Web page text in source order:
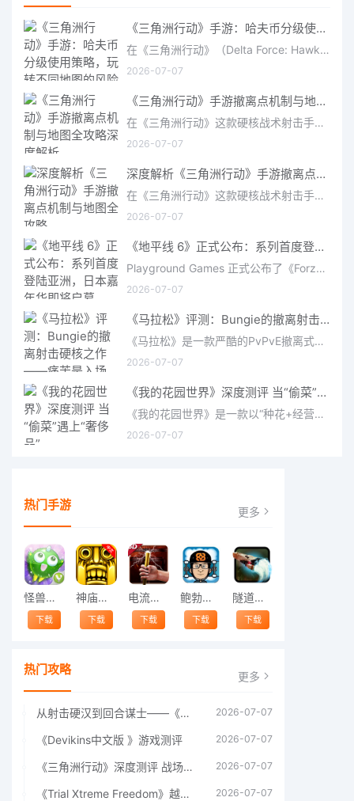
《三角洲行动》手游：哈夫币分级使用策略，玩转不同地图的风险与回报
在《三角洲行动》（Delta Force: Hawk Ops）“烽火地带”模式中，地图被划分为“普通”、“机密”和“绝密”三个
2026-07-07
《三角洲行动》手游撤离点机制与地图全攻略深度解析
在《三角洲行动》这款硬核战术射击手游中，撤离是每位干员行动的核心目标。无论你在战场中搜刮了多少高价值物
2026-07-07
深度解析《三角洲行动》手游撤离点机制与地图全攻略
在《三角洲行动》这款硬核战术射击手游中，撤离是每位干员行动的核心目标。无论你在战场中搜刮了多少高价值物
2026-07-07
《地平线 6》正式公布：系列首度登陆亚洲，日本嘉年华即将启幕
Playground Games 正式公布了《Forza Horizon 6》，这次备受赞誉的地平线嘉年华将首次驶入亚洲，落户日本。玩家
2026-07-07
《马拉松》评测：Bungie的撤离射击硬核之作——痛苦是入场券，回报是顶级的
《马拉松》是一款严酷的PvPvE撤离式射击游戏，现已登陆PS5、Xbox Series X/S和PC。它继承了Bungie上世纪90年
2026-07-07
《我的花园世界》深度测评 当“偷菜”遇上“奢侈品”
《我的花园世界》是一款以“种花+经营+社交”为核心的模拟经营类手游。游戏将玩家置于一个古风花园环境中，扮
2026-07-07
热门手游 更多
怪兽跳跃
下载
神庙逃亡中文版
下载
电流急急棒
下载
鲍勃的梦境
下载
隧道逃脱
下载
热门攻略 更多
从射击硬汉到回合谋士——《战争机器：战略版》如何演绎另一位猛男的传奇 2026-07-07
《Devikins中文版 》游戏测评 2026-07-07
《三角洲行动》深度测评 战场上的野心与裂痕 2026-07-07
《Trial Xtreme Freedom》越野摩托车测评总结 2026-07-07